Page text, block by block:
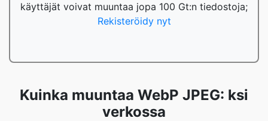
käyttäjät voivat muuntaa jopa 100 Gt:n tiedostoja;
Rekisteröidy nyt
Kuinka muuntaa WebP JPEG: ksi
verkossa